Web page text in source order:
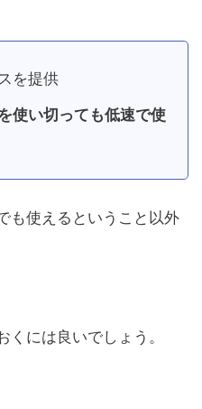
を提供
使い切っても低速で使
も使えるということ以外
には良いでしょう。